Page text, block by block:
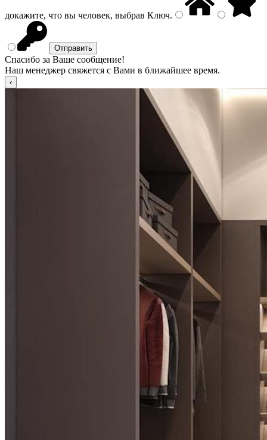
докажите, что вы человек, выбрав Ключ.
Спасибо за Ваше сообщение!
Наш менеджер свяжется с Вами в ближайшее время.